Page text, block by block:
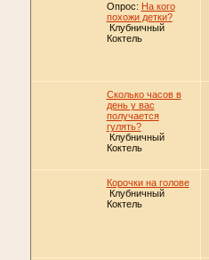
Опрос: На кого
похожи детки?
Клубничный
Коктель
Сколько часов в
день у вас
получается
гулять?
Клубничный
Коктель
Корочки на голове
Клубничный
Коктель